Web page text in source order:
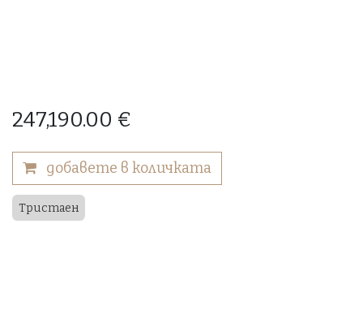
247,190.00 €
добавете в количката
Тристаен